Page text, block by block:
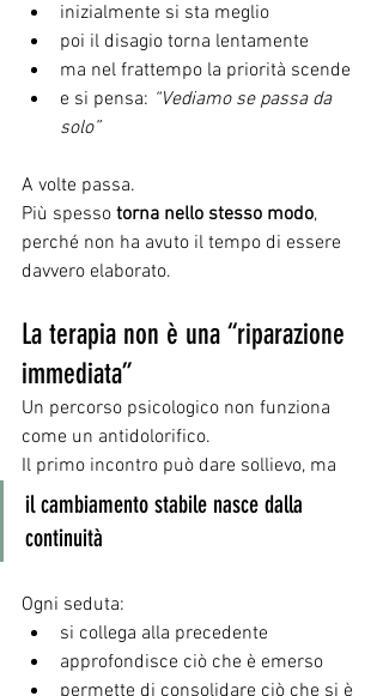
inizialmente si sta meglio
poi il disagio torna lentamente
ma nel frattempo la priorità scende
e si pensa: “Vediamo se passa da
solo”
A volte passa.
Più spesso torna nello stesso modo,
perché non ha avuto il tempo di essere
davvero elaborato.
La terapia non è una “riparazione
immediata”
Un percorso psicologico non funziona
come un antidolorifico.
Il primo incontro può dare sollievo, ma
il cambiamento stabile nasce dalla
continuità
Ogni seduta:
si collega alla precedente
approfondisce ciò che è emerso
permette di consolidare ciò che si è